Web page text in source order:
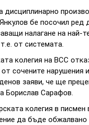
дисциплинарно
бе посочил ред
налагане на най-
от системата.
колегия на ВСС
сочените
заяви, че ще
Борислав Сарафов.
колегия в
да бъде